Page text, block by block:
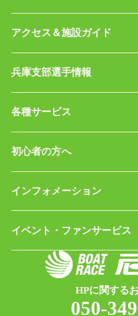
アクセス＆施設ガイド
兵庫支部選手情報
各種サービス
初心者の方へ
インフォメーション
イベント・ファンサービス
HPに関する
050-